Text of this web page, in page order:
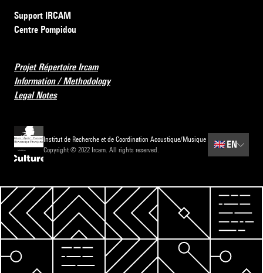
Support IRCAM
Centre Pompidou
Projet Répertoire Ircam
Information / Methodology
Legal Notes
Institut de Recherche et de Coordination Acoustique/Musique
Copyright © 2022 Ircam. All rights reserved.
🇬🇧 EN